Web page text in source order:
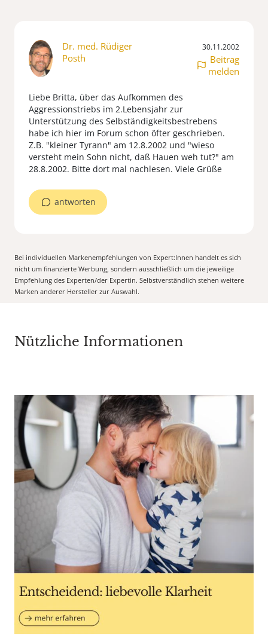
Dr. med. Rüdiger
Posth
30.11.2002
Beitrag
melden
Liebe Britta, über das Aufkommen des
Aggressionstriebs im 2.Lebensjahr zur
Unterstützung des Selbständigkeitsbestrebens
habe ich hier im Forum schon öfter geschrieben.
Z.B. "kleiner Tyrann" am 12.8.2002 und "wieso
versteht mein Sohn nicht, daß Hauen weh tut?" am
28.8.2002. Bitte dort mal nachlesen. Viele Grüße
antworten
Bei individuellen Markenempfehlungen von Expert:Innen handelt es sich
nicht um finanzierte Werbung, sondern ausschließlich um die jeweilige
Empfehlung des Experten/der Expertin. Selbstverständlich stehen weitere
Marken anderer Hersteller zur Auswahl.
Nützliche Informationen